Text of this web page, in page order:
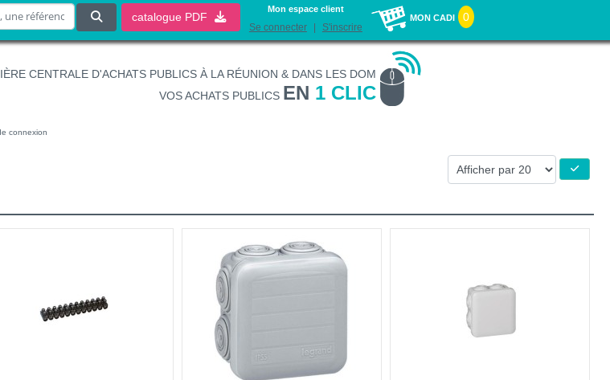
catalogue PDF
Mon espace client
Se connecter S'inscrire
MON CADI 0
CENTRALE D'ACHATS PUBLICS À LA RÉUNION & DANS LES DOM
VOS ACHATS PUBLICS EN 1 CLIC
connexion